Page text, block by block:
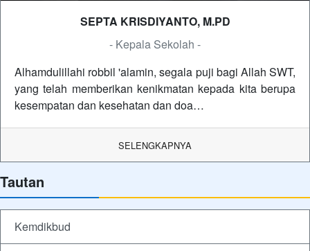
SEPTA KRISDIYANTO, M.PD
- Kepala Sekolah -
Alhamdulillahi robbil 'alamin, segala puji bagi Allah SWT,
yang telah memberikan kenikmatan kepada kita berupa
kesempatan dan kesehatan dan doa…
SELENGKAPNYA
Tautan
Kemdikbud